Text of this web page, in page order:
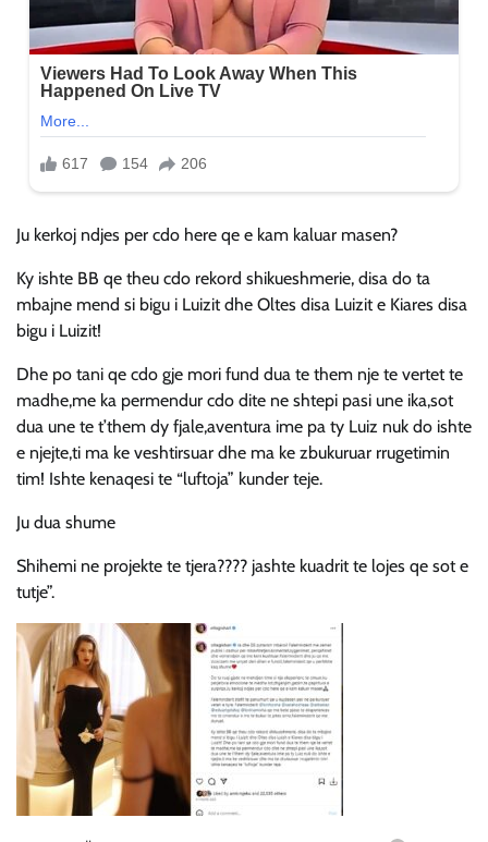
Ju kerkoj ndjes per cdo here qe e kam kaluar masen?
Ky ishte BB qe theu cdo rekord shikueshmerie, disa do ta
mbajne mend si bigu i Luizit dhe Oltes disa Luizit e Kiares disa
bigu i Luizit!
Dhe po tani qe cdo gje mori fund dua te them nje te vertet te
madhe,me ka permendur cdo dite ne shtepi pasi une ika,sot
dua une te t’them dy fjale,aventura ime pa ty Luiz nuk do ishte
e njejte,ti ma ke veshtirsuar dhe ma ke zbukuruar rrugetimin
tim! Ishte kenaqesi te “luftoja” kunder teje.
Ju dua shume
Shihemi ne projekte te tjera???? jashte kuadrit te lojes qe sot e
tutje”.